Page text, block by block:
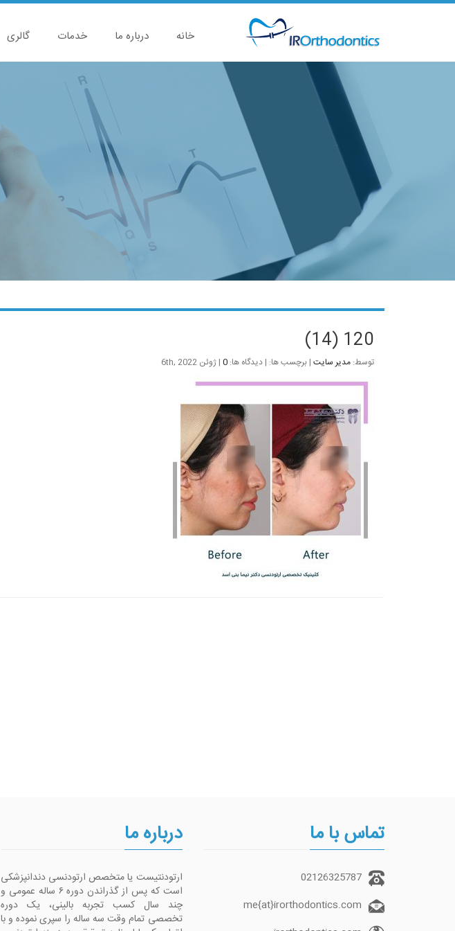
خانه درباره ما خدمات گالری
120 (14)
توسط: مدیر سایت | برچسب ها: | دیدگاه ها: 0 | ژوئن 6th, 2022
درباره ما
ارتودنتیست یا متخصص ارتودنسی دندانپزشکی
است که پس از گذراندن دوره ۶ ساله عمومی و
چند سال کسب تجربه بالینی، یک دوره
تخصصی تمام وقت سه ساله را سپری نموده و با
تماس با ما
02126325787
me{at}irorthodontics.com